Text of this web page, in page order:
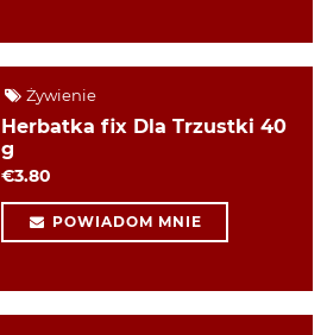
Żywienie
Herbatka fix Dla Trzustki 40
g
€3.80
POWIADOM MNIE